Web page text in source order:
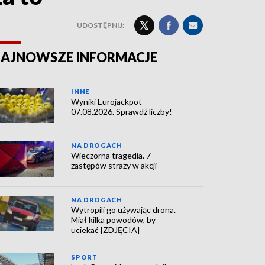
UDOSTĘPNIJ:
INFORMACJE
INNE
Wyniki Eurojackpot
07.08.2026. Sprawdź liczby!
NA DROGACH
Wieczorna tragedia. 7
zastępów straży w akcji
NA DROGACH
Wytropili go używając drona.
Miał kilka powodów, by
uciekać [ZDJĘCIA]
SPORT